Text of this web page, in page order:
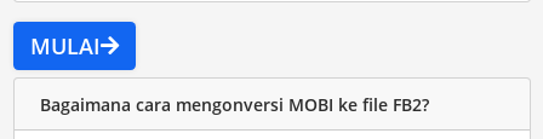
MULAI
Bagaimana cara mengonversi MOBI ke file FB2?